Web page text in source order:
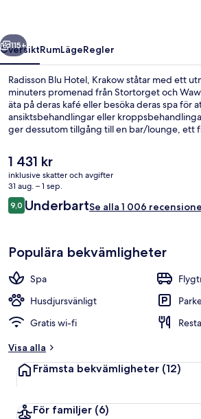
Nästa
115+
ÖversiktRumLägeRegler
Radisson Blu Hotel, Krakow ståtar med ett
minuters promenad från Stortorget och
äta på deras kafé eller besöka deras spa för
ansiktsbehandlingar eller
ger dessutom tillgång till en bar/lounge, ett
det promenadvänliga läget.
Det
nuvarande
priset
är
1 431 kr
1 431 kr
inklusive skatter och avgifter
31 aug. – 1 sep.
Recensioner
9,09,0 av 10,
UnderbartSe alla 1 006
Populära bekvämligheter
Spa
Husdjursvänligt
Gratis wi-fi
Visa alla
Främsta bekvämligheter (12)
För familjer (6)